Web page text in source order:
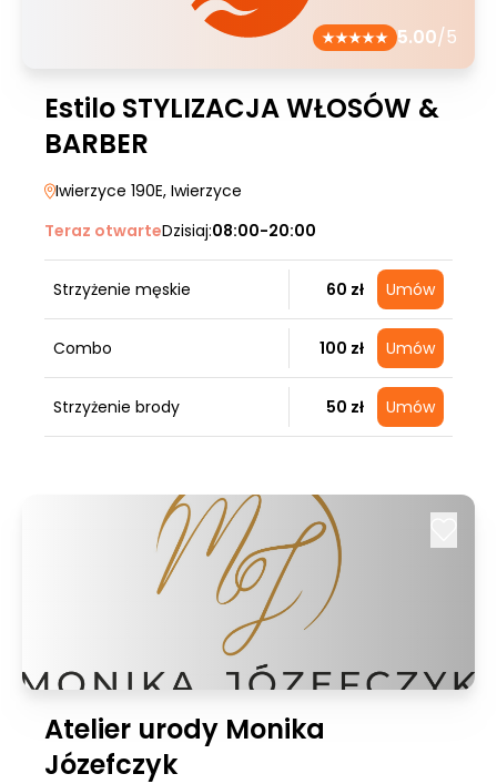
5.00/5
Estilo STYLIZACJA WŁOSÓW &
BARBER
Iwierzyce 190E, Iwierzyce
Teraz otwarteDzisiaj:08:00-20:00
Strzyżenie męskie 60 zł Umów
Combo 100 zł Umów
Strzyżenie brody 50 zł Umów
Atelier urody Monika
Józefczyk